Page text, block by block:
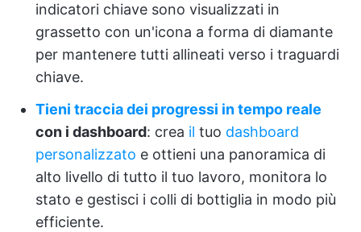
indicatori chiave sono visualizzati in
grassetto con un'icona a forma di diamante
per mantenere tutti allineati verso i traguardi
chiave.
Tieni traccia dei progressi in tempo reale
con i dashboard: crea il tuo dashboard
personalizzato e ottieni una panoramica di
alto livello di tutto il tuo lavoro, monitora lo
stato e gestisci i colli di bottiglia in modo più
efficiente.